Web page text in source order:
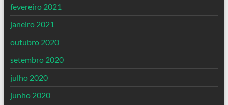
fevereiro 2021
janeiro 2021
outubro 2020
setembro 2020
julho 2020
junho 2020